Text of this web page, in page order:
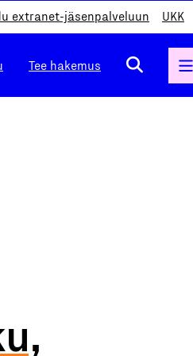
extranet-jäsenpalveluun UKK
Tee hakemus